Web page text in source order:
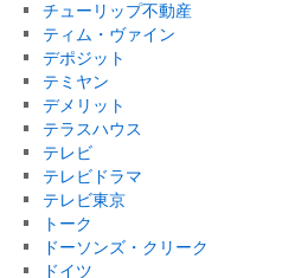
チューリップ不動産
ティム・ヴァイン
デポジット
テミヤン
デメリット
テラスハウス
テレビ
テレビドラマ
テレビ東京
トーク
ドーソンズ・クリーク
ドイツ